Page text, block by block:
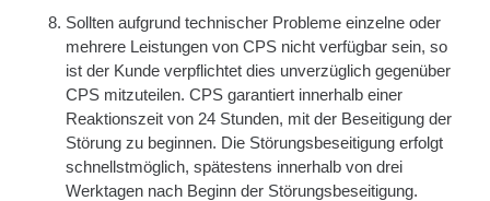
Sollten aufgrund technischer Probleme einzelne oder
mehrere Leistungen von CPS nicht verfügbar sein, so
ist der Kunde verpflichtet dies unverzüglich gegenüber
CPS mitzuteilen. CPS garantiert innerhalb einer
Reaktionszeit von 24 Stunden, mit der Beseitigung der
Störung zu beginnen. Die Störungsbeseitigung erfolgt
schnellstmöglich, spätestens innerhalb von drei
Werktagen nach Beginn der Störungsbeseitigung.